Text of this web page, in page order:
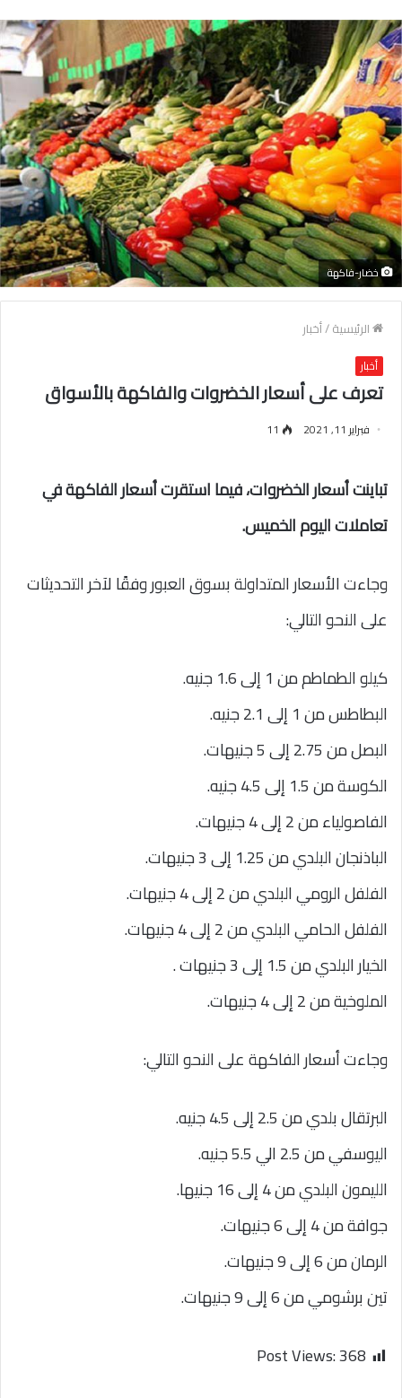
خضار-فاكهة
الرئيسية/أخبار
أخبار
تعرف على أسعار الخضروات والفاكهة بالأسواق
فبراير 11, 2021 11
تباينت أسعار الخضروات، فيما استقرت أسعار الفاكهة في
تعاملات اليوم الخميس.
وجاءت الأسعار المتداولة بسوق العبور وفقًا لآخر التحديثات
على النحو التالي:
كيلو الطماطم من 1 إلى 1.6 جنيه.
البطاطس من 1 إلى 2.1 جنيه.
البصل من 2.75 إلى 5 جنيهات.
الكوسة من 1.5 إلى 4.5 جنيه.
الفاصولياء من 2 إلى 4 جنيهات.
الباذنجان البلدي من 1.25 إلى 3 جنيهات.
الفلفل الرومي البلدي من 2 إلى 4 جنيهات.
الفلفل الحامي البلدي من 2 إلى 4 جنيهات.
الخيار البلدي من 1.5 إلى 3 جنيهات .
الملوخية من 2 إلى 4 جنيهات.
وجاءت أسعار الفاكهة على النحو التالي:
البرتقال بلدي من 2.5 إلى 4.5 جنيه.
اليوسفي من 2.5 الي 5.5 جنيه.
الليمون البلدي من 4 إلى 16 جنيها.
جوافة من 4 إلى 6 جنيهات.
الرمان من 6 إلى 9 جنيهات.
تين برشومي من 6 إلى 9 جنيهات.
Post Views:368